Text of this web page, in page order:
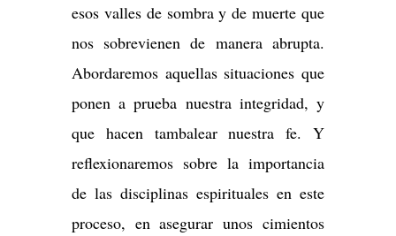
esos valles de sombra y de muerte que
nos sobrevienen de manera abrupta.
Abordaremos aquellas situaciones que
ponen a prueba nuestra integridad, y
que hacen tambalear nuestra fe. Y
reflexionaremos sobre la importancia
de las disciplinas espirituales en este
proceso, en asegurar unos cimientos